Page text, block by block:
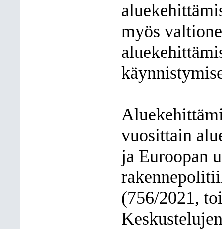
myös
vuosittain
ja Euroopan
(756/2021,